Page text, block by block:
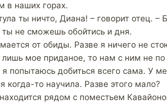
в наших горах.
ты ничто, Диана! – говорит отец. –
ты не сможешь обойтись и дня.
от обиды. Разве я ничего не
мое приданое, то нам с ним не по
я попытаюсь добиться всего сама. У
когда-то научила. Разве этого мало?
рядом с поместьем